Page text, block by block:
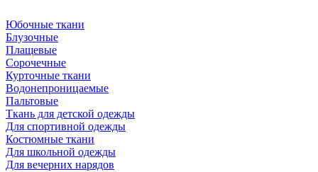
Юбочные ткани
Блузочные
Плащевые
Сорочечные
Курточные ткани
Водонепроницаемые
Пальтовые
Ткань для детской одежды
Для спортивной одежды
Костюмные ткани
Для школьной одежды
Для вечерних нарядов